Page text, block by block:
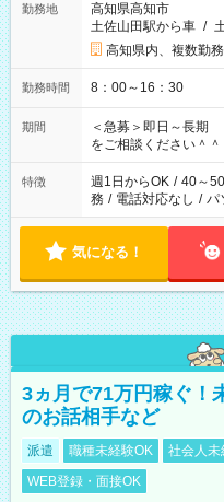
勤務地
高知県高知市
土佐山田駅から車 /
高知県内、複数勤
勤務時間 8：00～16：30
期間
＜急募＞即日～長期
をご相談ください＾＾
特徴 週1日からOK / 40～
務 / 電話対応なし / パ
気になる！
3ヵ月で71万円稼ぐ！
のお話相手など
派遣 職種未経験OK 社会人未
WEB登録・面接OK